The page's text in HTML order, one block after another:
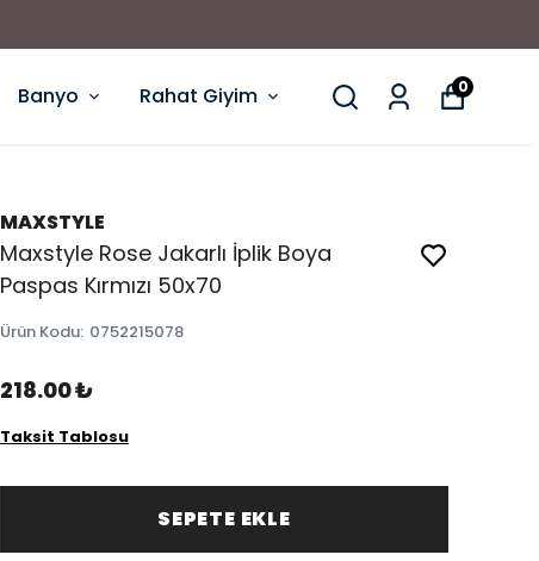
Banyo Rahat Giyim 0
MAXSTYLE
Maxstyle Rose Jakarlı İplik Boya
Paspas Kırmızı 50x70
Ürün Kodu: 0752215078
218.00 ₺
Taksit Tablosu
SEPETE EKLE